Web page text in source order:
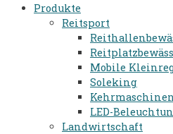
Produkte
Reitsport
Mobile
Soleking
Kehrmaschinen
LED-
Landwirtschaft